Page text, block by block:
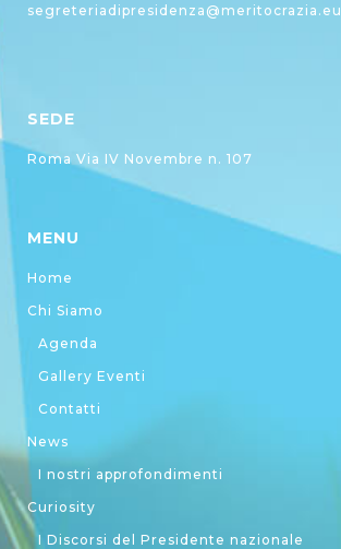
segreteriadipresidenza@meritocrazia.eu
SEDE
Roma Via IV Novembre n. 107
MENU
Home
Chi Siamo
Agenda
Gallery Eventi
Contatti
News
I nostri approfondimenti
Curiosity
I Discorsi del Presidente nazionale